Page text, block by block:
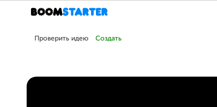
Проверить идею Создать